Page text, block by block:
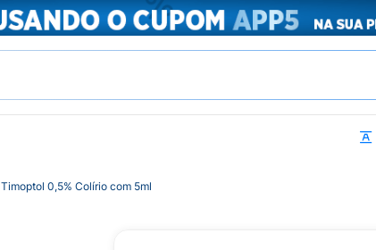
Timoptol 0,5% Colírio com 5ml